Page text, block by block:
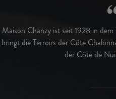
Maison Chanzy ist seit 1928 in
bringt die Terroirs der Côte
der Côte de